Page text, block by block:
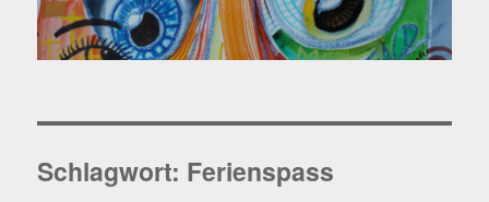
Schlagwort: Ferienspass